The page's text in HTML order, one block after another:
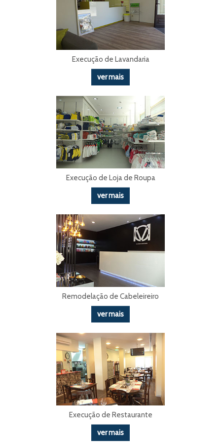
Execução de Lavandaria
ver mais
Execução de Loja de Roupa
ver mais
Remodelação de Cabeleireiro
ver mais
Execução de Restaurante
ver mais